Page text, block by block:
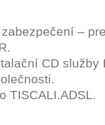
–
CD služby
TISCALI.ADSL.